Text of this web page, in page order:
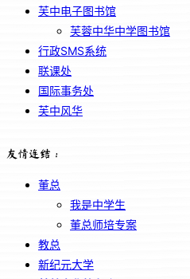
芙中电子图书馆
芙蓉中华中学图书馆
行政SMS系统
联课处
国际事务处
芙中风华
友情连结：
董总
我是中学生
董总师培专案
教总
新纪元大学